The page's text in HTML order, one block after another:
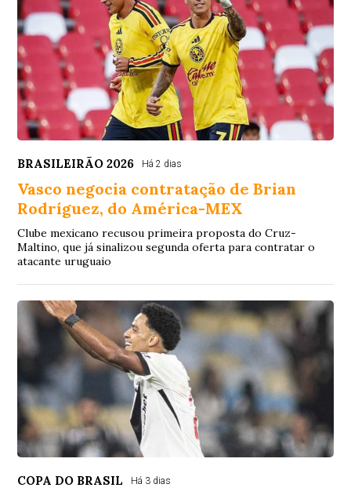
BRASILEIRÃO 2026 Há 2 dias
Vasco negocia contratação de Brian
Rodríguez, do América-MEX
Clube mexicano recusou primeira proposta do Cruz-
Maltino, que já sinalizou segunda oferta para contratar o
atacante uruguaio
COPA DO BRASIL Há 3 dias